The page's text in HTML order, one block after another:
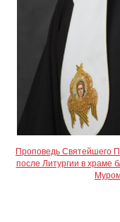
Проповедь Святейшего
после Литургии в храме